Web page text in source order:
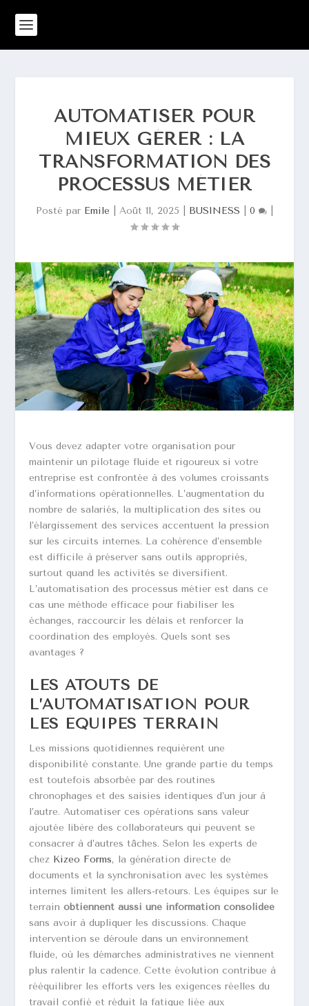
AUTOMATISER POUR
MIEUX GÉRER : LA
TRANSFORMATION DES
PROCESSUS MÉTIER
Posté par Emile Août 11, 2025 BUSINESS 0
Vous devez adapter votre organisation pour
maintenir un pilotage fluide et rigoureux si votre
entreprise est confrontée à des volumes croissants
d’informations opérationnelles. L’augmentation du
nombre de salariés, la multiplication des sites ou
l’élargissement des services accentuent la pression
sur les circuits internes. La cohérence d’ensemble
est difficile à préserver sans outils appropriés,
surtout quand les activités se diversifient.
L’automatisation des processus métier est dans ce
cas une méthode efficace pour fiabiliser les
échanges, raccourcir les délais et renforcer la
coordination des employés. Quels sont ses
avantages ?
LES ATOUTS DE
L’AUTOMATISATION POUR
LES ÉQUIPES TERRAIN
Les missions quotidiennes requièrent une
disponibilité constante. Une grande partie du temps
est toutefois absorbée par des routines
chronophages et des saisies identiques d’un jour à
l’autre. Automatiser ces opérations sans valeur
ajoutée libère des collaborateurs qui peuvent se
consacrer à d’autres tâches. Selon les experts de
chez Kizeo Forms, la génération directe de
documents et la synchronisation avec les systèmes
internes limitent les allers-retours. Les équipes sur le
terrainobtiennent aussi une information consolidée
sans avoir à dupliquer les discussions. Chaque
intervention se déroule dans un environnement
fluide, où les démarches administratives ne viennent
plus ralentir la cadence. Cette évolution contribue à
rééquilibrer les efforts vers les exigences réelles du
travail confié et réduit la fatigue liée aux